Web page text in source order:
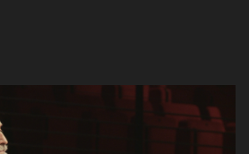
Anteprime in Piemonte
TFI Torino Film Industry -